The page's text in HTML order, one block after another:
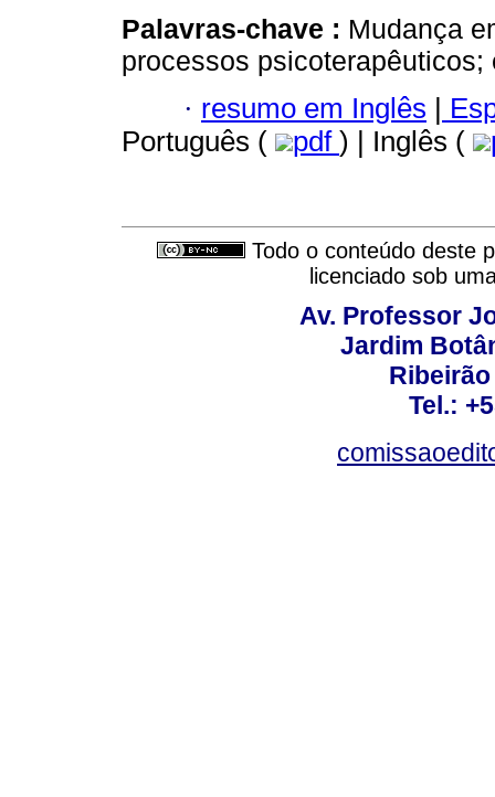
Palavras-chave : Mudança
processos
· resumo em Inglês |
Português (
pdf ) | Inglês (
Todo o conteúdo deste
licenciado sob
Av. Professor
Jardim
Tel.: